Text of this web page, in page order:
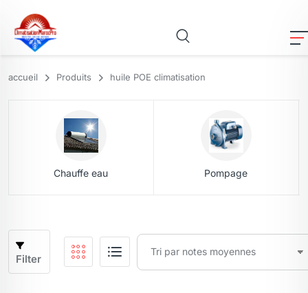
accueil Produits huile POE climatisation
Chauffe eau Pompage
Filter